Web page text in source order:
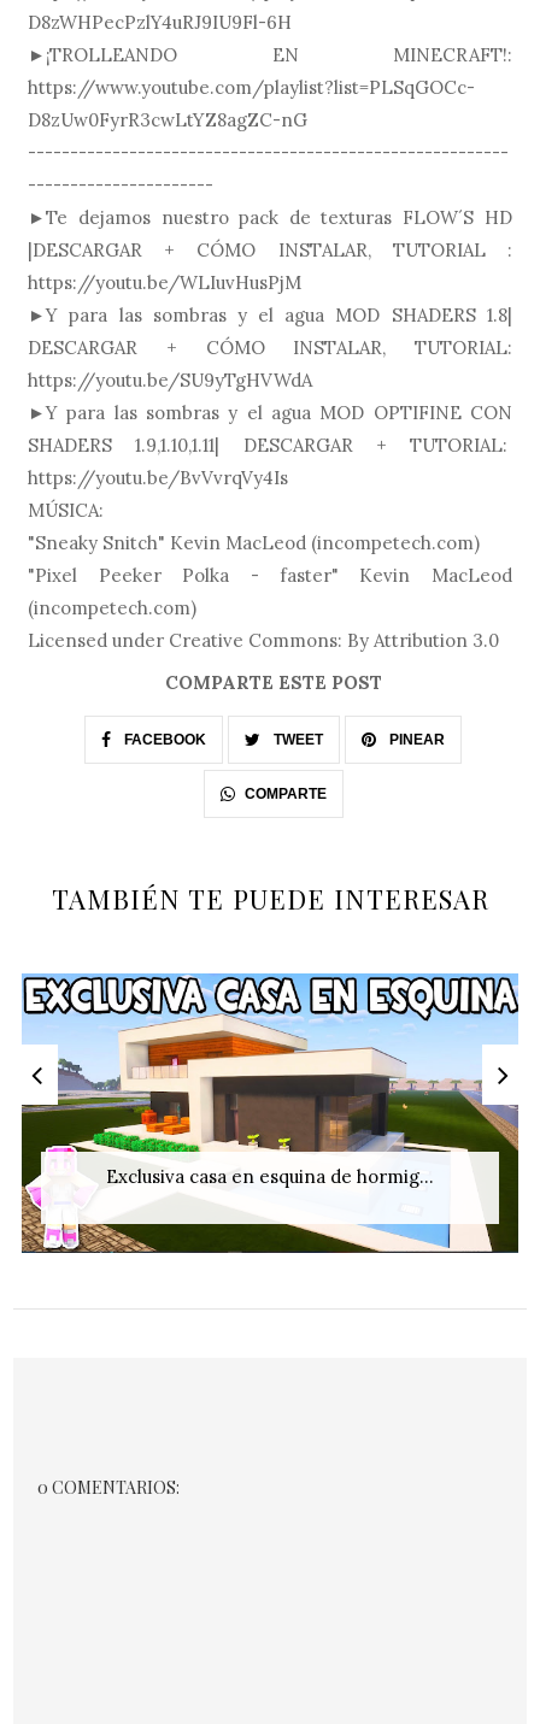
D8zWHPecPzlY4uRJ9IU9Fl-6H
►¡TROLLEANDO EN MINECRAFT!:
https://www.youtube.com/playlist?list=PLSqGOCc-
D8zUw0FyrR3cwLtYZ8agZC-nG
---------------------------------------------------------
----------------------
►Te dejamos nuestro pack de texturas FLOW´S HD
|DESCARGAR + CÓMO INSTALAR, TUTORIAL :
https://youtu.be/WLIuvHusPjM
►Y para las sombras y el agua MOD SHADERS 1.8|
DESCARGAR + CÓMO INSTALAR, TUTORIAL:
https://youtu.be/SU9yTgHVWdA
►Y para las sombras y el agua MOD OPTIFINE CON
SHADERS 1.9,1.10,1.11| DESCARGAR + TUTORIAL:
https://youtu.be/BvVvrqVy4Is
MÚSICA:
"Sneaky Snitch" Kevin MacLeod (incompetech.com)
"Pixel Peeker Polka - faster" Kevin MacLeod
(incompetech.com)
Licensed under Creative Commons: By Attribution 3.0
COMPARTE ESTE POST
FACEBOOK TWEET PINEAR
COMPARTE
TAMBIÉN TE PUEDE INTERESAR
Exclusiva casa en esquina de hormig...
0 COMENTARIOS: